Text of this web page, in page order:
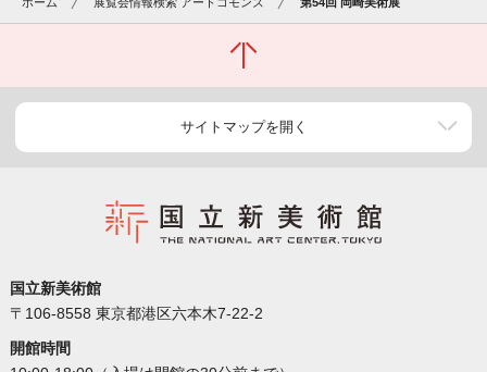
サイトマップを開く
国立新美術館
〒106-8558 東京都港区六本木7-22-2
開館時間